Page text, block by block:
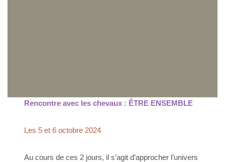
Rencontre avec les chevaux : ÊTRE ENSEMBLE
Les 5 et 6 octobre 2024
Au cours de ces 2 jours, il s’agit d’approcher l’univers